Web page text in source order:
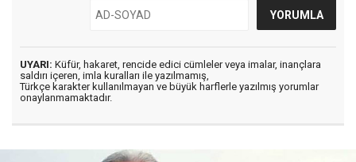
UYARI: Küfür, hakaret, rencide edici cümleler veya imalar, inançlara
saldırı içeren, imla kuralları ile yazılmamış,
Türkçe karakter kullanılmayan ve büyük harflerle yazılmış yorumlar
onaylanmamaktadır.